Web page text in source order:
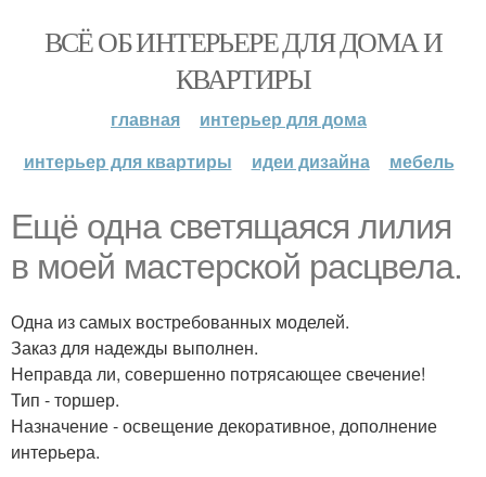
ВСЁ ОБ ИНТЕРЬЕРЕ ДЛЯ ДОМА И
КВАРТИРЫ
главная
интерьер для дома
интерьер для квартиры
идеи дизайна мебель
Ещё одна светящаяся лилия
в моей мастерской расцвела.
Одна из самых востребованных моделей.
Заказ для надежды выполнен.
Неправда ли, совершенно потрясающее свечение!
Тип - торшер.
Назначение - освещение декоративное, дополнение
интерьера.